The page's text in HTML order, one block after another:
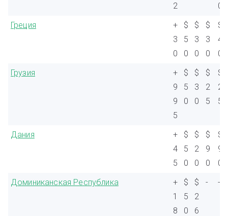
2
0
Греция
+
3
0
$
5
0
$
3
0
$
3
0
$
4
0
Грузия
+
9
9
5
$
5
0
$
3
0
$
2
5
$
2
5
Дания
+
4
5
$
5
0
$
2
0
$
9
0
$
9
0
Доминиканская Республика
+
1
8
$
5
0
$
2
6
- -